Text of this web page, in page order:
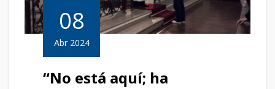
08
Abr 2024
“No está aquí; ha